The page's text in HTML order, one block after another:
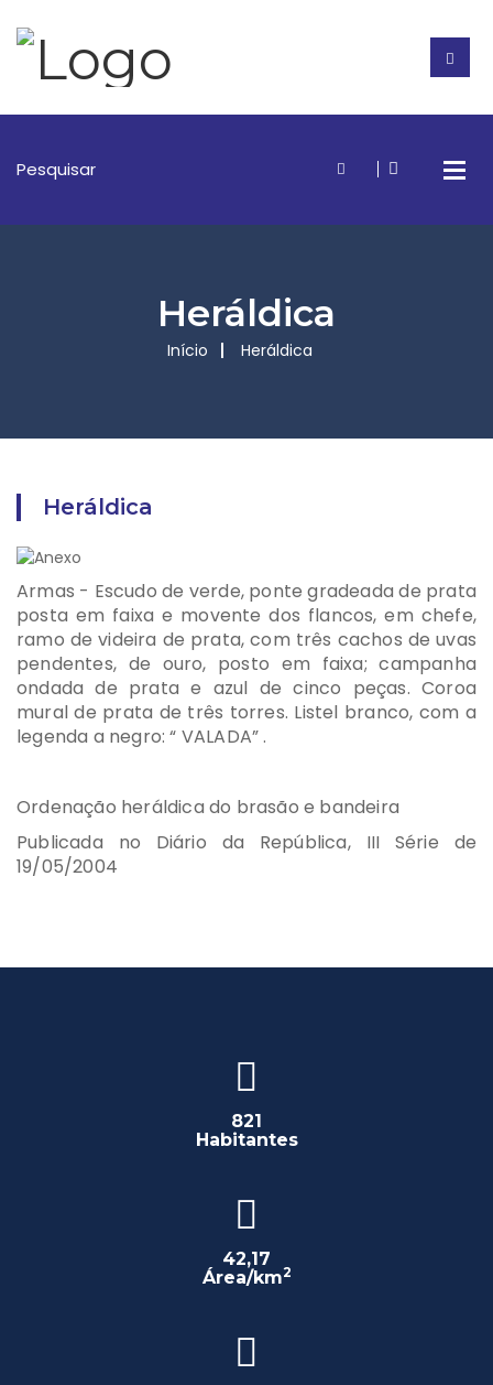
Heráldica
Início Heráldica
Heráldica
Armas - Escudo de verde, ponte gradeada de prata
posta em faixa e movente dos flancos, em chefe,
ramo de videira de prata, com três cachos de uvas
pendentes, de ouro, posto em faixa; campanha
ondada de prata e azul de cinco peças. Coroa
mural de prata de três torres. Listel branco, com a
legenda a negro: “ VALADA” .
Ordenação heráldica do brasão e bandeira
Publicada no Diário da República, III Série de
19/05/2004
821
Habitantes
42,17
Área/km2